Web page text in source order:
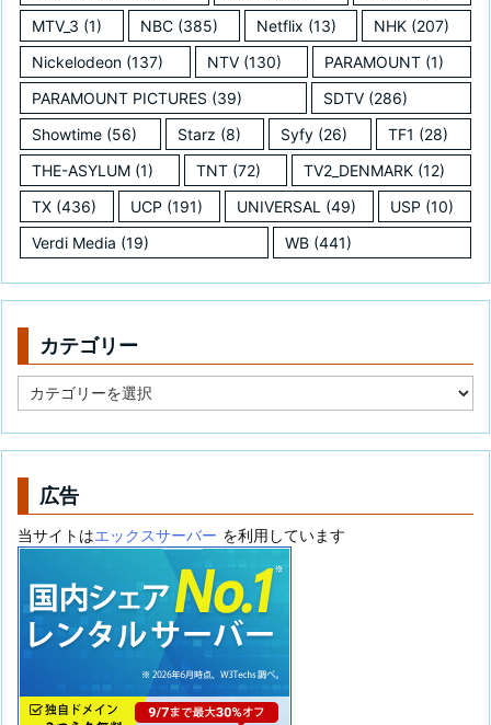
MTV_3 (1) NBC(385) Netflix (13) NHK (207)
Nickelodeon (137) NTV(130) PARAMOUNT (1)
PARAMOUNT PICTURES (39) SDTV(286)
Showtime (56) Starz (8) Syfy (26) TF1 (28)
THE-ASYLUM (1) TNT (72) TV2_DENMARK (12)
TX (436) UCP (191) UNIVERSAL (49) USP (10)
Verdi Media (19) WB (441)
カテゴリー
テ
リ
広告
当サイトはエックスサーバー を利用しています